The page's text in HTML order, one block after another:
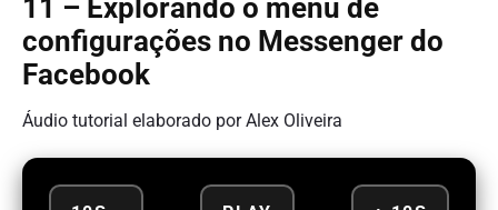
11 – Explorando o menu de
configurações no Messenger do
Facebook
Áudio tutorial elaborado por Alex Oliveira